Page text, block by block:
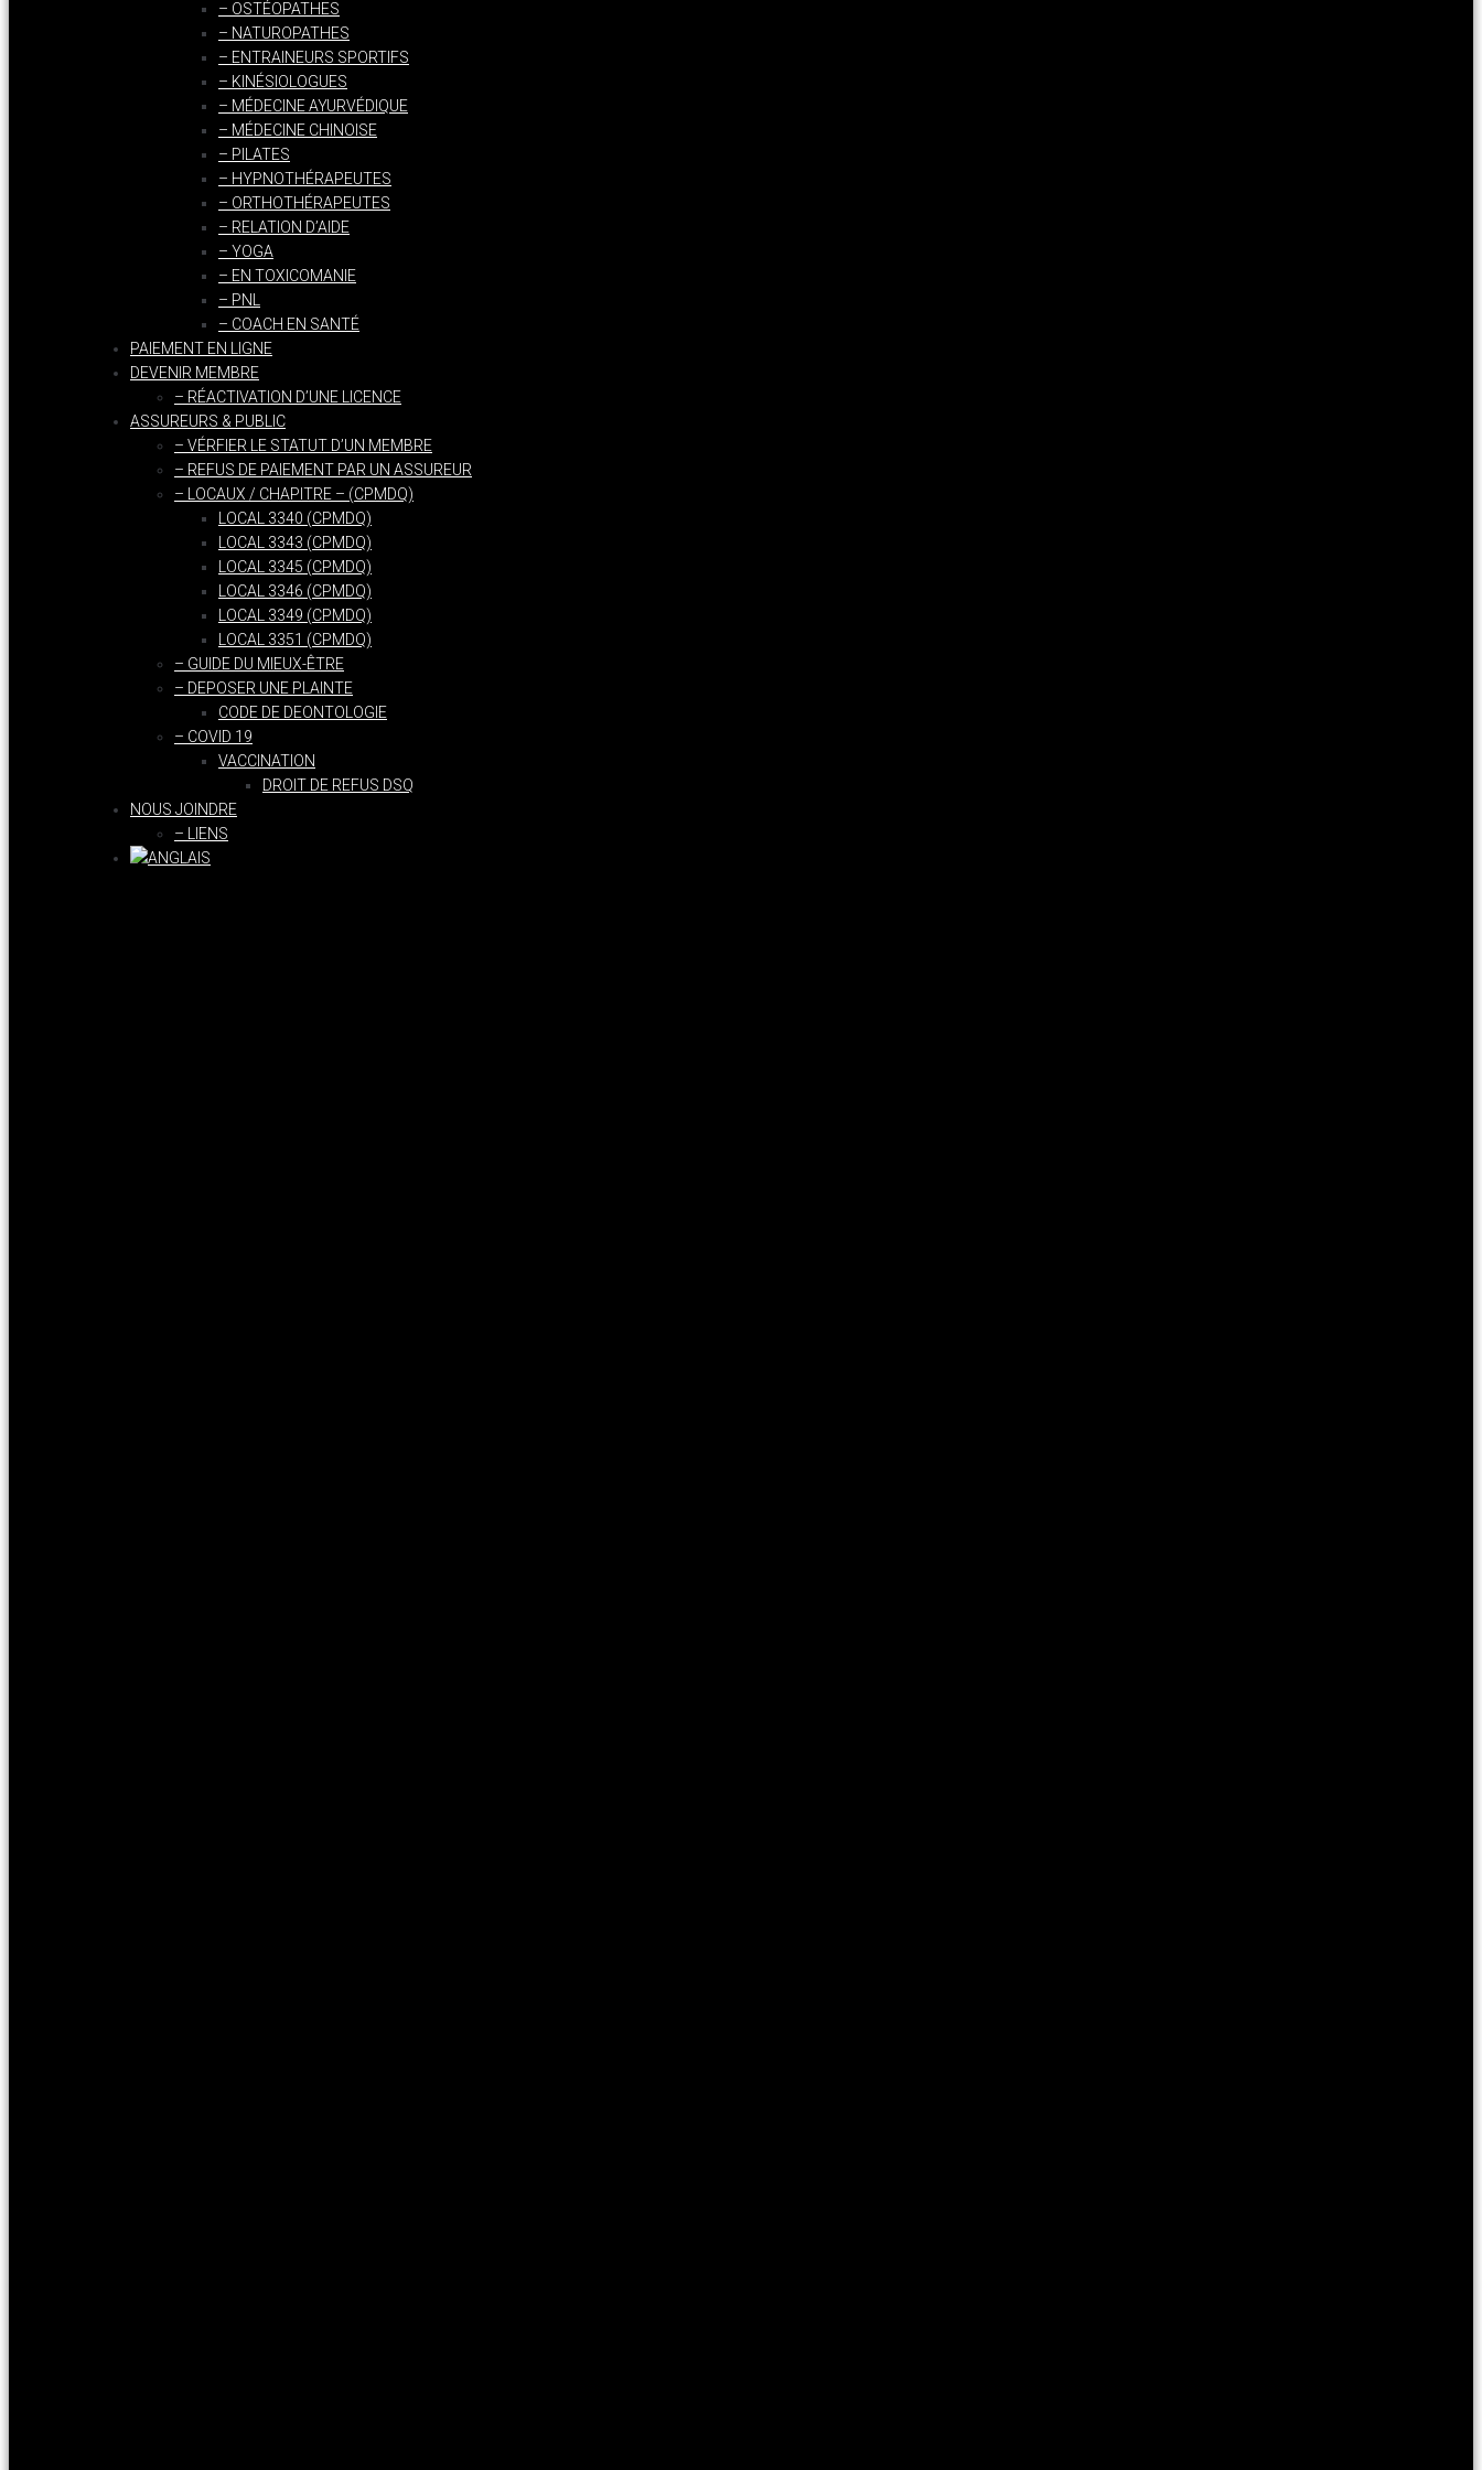
– OSTÉOPATHES
– NATUROPATHES
– ENTRAINEURS SPORTIFS
– KINÉSIOLOGUES
– MÉDECINE AYURVÉDIQUE
– MÉDECINE CHINOISE
– PILATES
– HYPNOTHÉRAPEUTES
– ORTHOTHÉRAPEUTES
– RELATION D’AIDE
– YOGA
– EN TOXICOMANIE
– PNL
– COACH EN SANTÉ
PAIEMENT EN LIGNE
DEVENIR MEMBRE
– RÉACTIVATION D’UNE LICENCE
ASSUREURS & PUBLIC
– VÉRFIER LE STATUT D’UN MEMBRE
– REFUS DE PAIEMENT PAR UN ASSUREUR
– LOCAUX / CHAPITRE – (CPMDQ)
LOCAL 3340 (CPMDQ)
LOCAL 3343 (CPMDQ)
LOCAL 3345 (CPMDQ)
LOCAL 3346 (CPMDQ)
LOCAL 3349 (CPMDQ)
LOCAL 3351 (CPMDQ)
– GUIDE DU MIEUX-ÊTRE
– DEPOSER UNE PLAINTE
CODE DE DEONTOLOGIE
– COVID 19
VACCINATION
DROIT DE REFUS DSQ
NOUS JOINDRE
– LIENS